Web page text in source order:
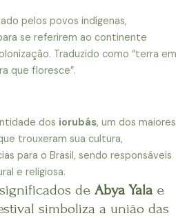
pelos povos indígenas,
se referirem ao continente
Traduzido como “terra em
que floresce”.
dos iorubás, um dos maiores
trouxeram sua cultura,
para o Brasil, sendo responsáveis
e religiosa.
de Abya Yala e
simboliza a união das